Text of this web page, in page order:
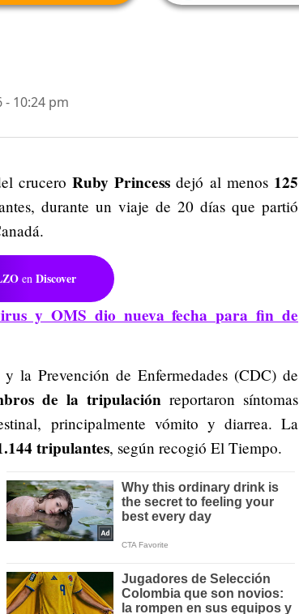
- 10:24 pm
crucero Ruby Princess dejó al menos 125
durante un viaje de 20 días que partió
en Discover
y OMS dio nueva fecha para fin de
la Prevención de Enfermedades (CDC) de
de la tripulaciónreportaron síntomas
principalmente vómito y diarrea. La
tripulantes, según recogió El Tiempo.